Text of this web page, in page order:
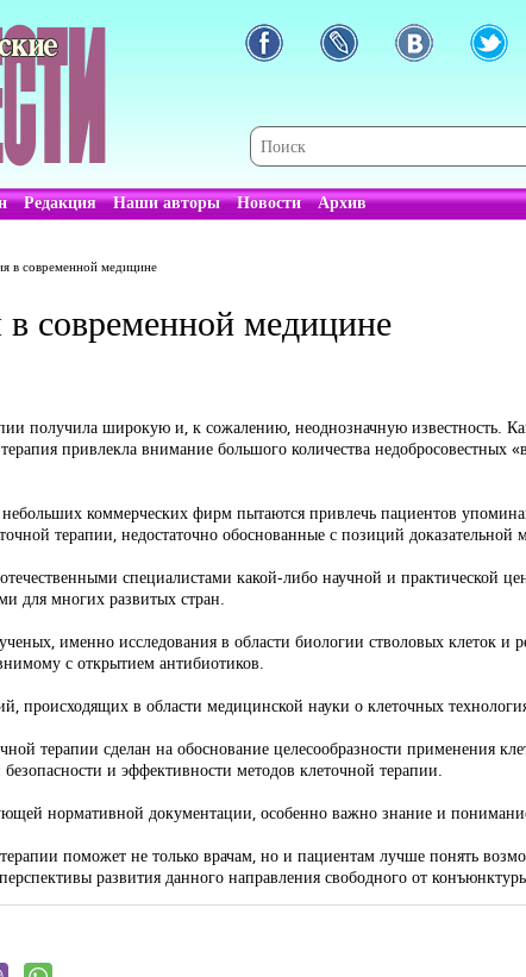
Редакция Наши авторы Новости Архив
в современной медицине
в современной медицине
получила широкую и, к сожалению, неоднозначную известность.
привлекла внимание большого количества
коммерчес­ких фирм пытаются привлечь пациентов
терапии, недостаточно обоснованные с позиций доказа­тельной
специалистами какой-либо науч­ной и практической
для многих развитых стран.
именно исследова­ния в области биологии стволовых клеток и
с открытием антибиотиков.
происходящих в области медицинской науки о клеточных
терапии сделан на обоснование целесообразности применения
и эффективности методов клеточной терапии.
нормативной до­кументации, особенно важно знание и
поможет не только врачам, но и пациентам лучше понять
развития данного направления свободного от